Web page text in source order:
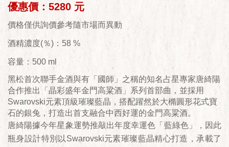
優惠價：5280 元
價格僅供詢價參考隨市場而異動
酒精濃度(％)：58 %
容量：500 ml
黑松首次聯手金酒與有「國師」之稱的知名占星專家唐綺陽
合作推出「晶彩盛年金門高粱酒」系列首部曲，並採用
Swarovski元素頂級璀璨藍晶，搭配躍然於大橢圓形花式寶
石的銀兔，打造出首支融合中西好運的金門高粱酒。
唐綺陽據今年星象運勢推敲出年度幸運色「藍綠色」，因此
瓶身設計特別以Swarovski元素璀璨藍晶精心打造，承載了